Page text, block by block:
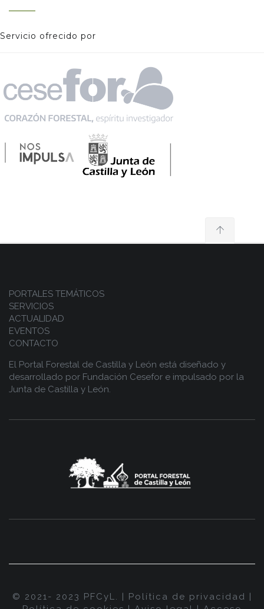
Servicio ofrecido por
PORTALES TEMÁTICOS
SERVICIOS
ACTUALIDAD
EVENTOS
CONTACTO
El Portal Forestal de Castilla y León está diseñado y
desarrollado por Fundación Cesefor e impulsado por la
Junta de Castilla y León.
© 2021- 2023 PFCyL. | Política de privacidad |